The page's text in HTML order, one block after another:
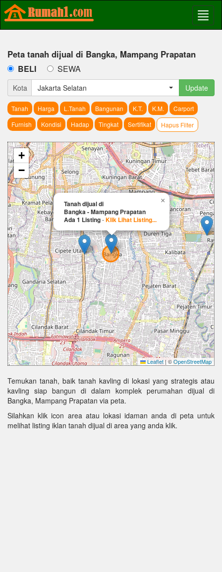
Peta tanah dijual di Bangka, Mampang Prapatan
BELI SEWA
Kota Jakarta Selatan Update
Tanah Harga L.Tanah Bangunan K.T. K.M.
Carport
Furnish
Kondisi Hadap Tingkat Sertifikat Hapus Filter
Tanah dijual di
Bangka - Mampang Prapatan
Ada 1 Listing-Klik Lihat Listing...
×
+
−
Leaflet|©OpenStreetMap
Temukan tanah, baik tanah kavling di lokasi yang strategis atau
kavling siap bangun di dalam komplek perumahan dijual di
Bangka, Mampang Prapatan via peta.
Silahkan klik icon area atau lokasi idaman anda di peta untuk
melihat listing iklan tanah dijual di area yang anda klik.